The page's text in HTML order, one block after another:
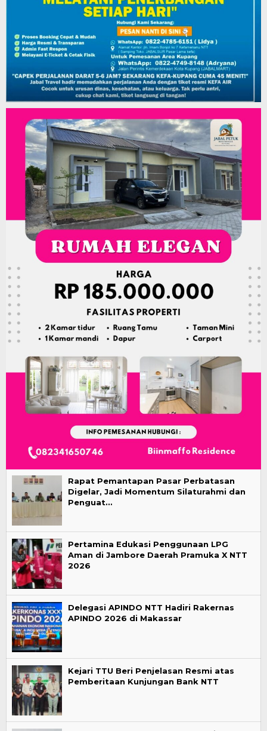
Rapat Pemantapan Pasar Perbatasan
Digelar, Jadi Momentum Silaturahmi dan
Penguat…
Pertamina Edukasi Penggunaan LPG
Aman di Jambore Daerah Pramuka X NTT
2026
Delegasi APINDO NTT Hadiri Rakernas
APINDO 2026 di Makassar
Kejari TTU Beri Penjelasan Resmi atas
Pemberitaan Kunjungan Bank NTT